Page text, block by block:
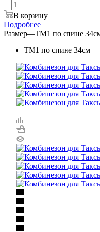
В корзину
Подробнее
Размер—ТМ1 по спине
ТМ1 по спине 34см